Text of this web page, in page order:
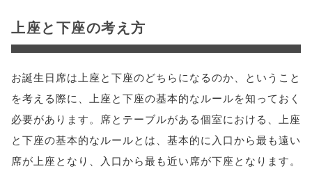
上座と下座の考え方
お誕生日席は上座と下座のどちらになるのか、ということ
を考える際に、上座と下座の基本的なルールを知っておく
必要があります。席とテーブルがある個室における、上座
と下座の基本的なルールとは、基本的に入口から最も遠い
席が上座となり、入口から最も近い席が下座となります。